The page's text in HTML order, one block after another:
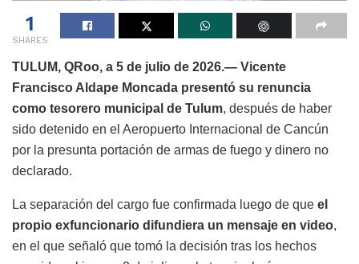
1
SHARES
TULUM, QRoo, a 5 de julio de 2026.— Vicente
Francisco Aldape Moncada presentó su renuncia
como tesorero municipal de Tulum, después de haber
sido detenido en el Aeropuerto Internacional de Cancún
por la presunta portación de armas de fuego y dinero no
declarado.
La separación del cargo fue confirmada luego de que el
propio exfuncionario difundiera un mensaje en video,
en el que señaló que tomó la decisión tras los hechos